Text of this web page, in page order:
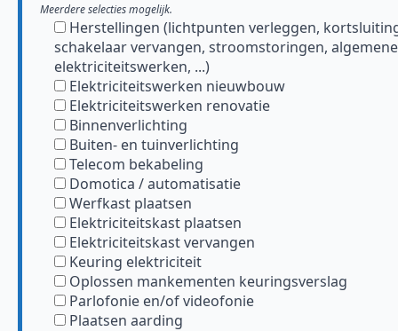
Meerdere selecties mogelijk.
Herstellingen (lichtpunten verleggen,
schakelaar vervangen, stroomstoringen, algemene
elektriciteitswerken, ...)
Elektriciteitswerken nieuwbouw
Elektriciteitswerken renovatie
Binnenverlichting
Buiten- en tuinverlichting
Telecom bekabeling
Domotica / automatisatie
Werfkast plaatsen
Elektriciteitskast plaatsen
Elektriciteitskast vervangen
Keuring elektriciteit
Oplossen mankementen keuringsverslag
Parlofonie en/of videofonie
Plaatsen aarding